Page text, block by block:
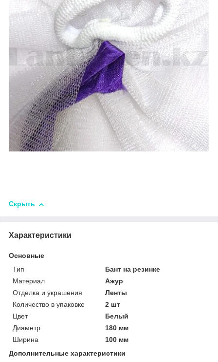
Скрыть
Характеристики
Основные
Тип
Бант на резинке
Материал
Ажур
Отделка и украшения
Ленты
Количество в упаковке
2 шт
Цвет
Белый
Диаметр
180 мм
Ширина
100 мм
Дополнительные характеристики